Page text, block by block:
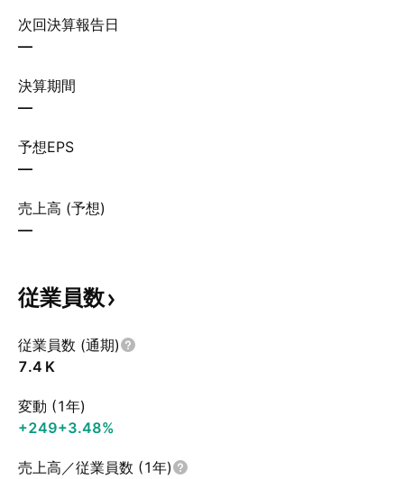
次回決算報告日
—
決算期間
—
予想EPS
—
売上高 (予想)
—
従業員数
従業員数 (通期)
‪7.4 K‬
変動 (1年)
+249+3.48%
売上高／従業員数 (1年)